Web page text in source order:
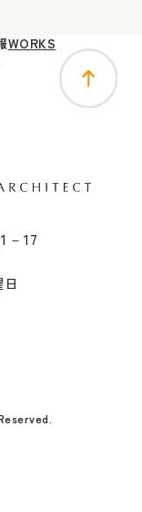
17
WORKS